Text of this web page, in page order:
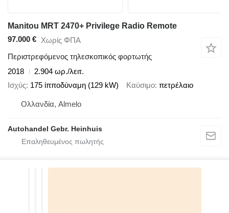
Manitou MRT 2470+ Privilege Radio Remote
97.000 € Χωρίς ΦΠΑ
Περιστρεφόμενος τηλεσκοπικός φορτωτής
2018
2.904 ωρ./λειτ.
Ισχύς 175 ίπποδύναμη (129 kW) Καύσιμο πετρέλαιο
Ολλανδία, Almelo
Autohandel Gebr. Heinhuis